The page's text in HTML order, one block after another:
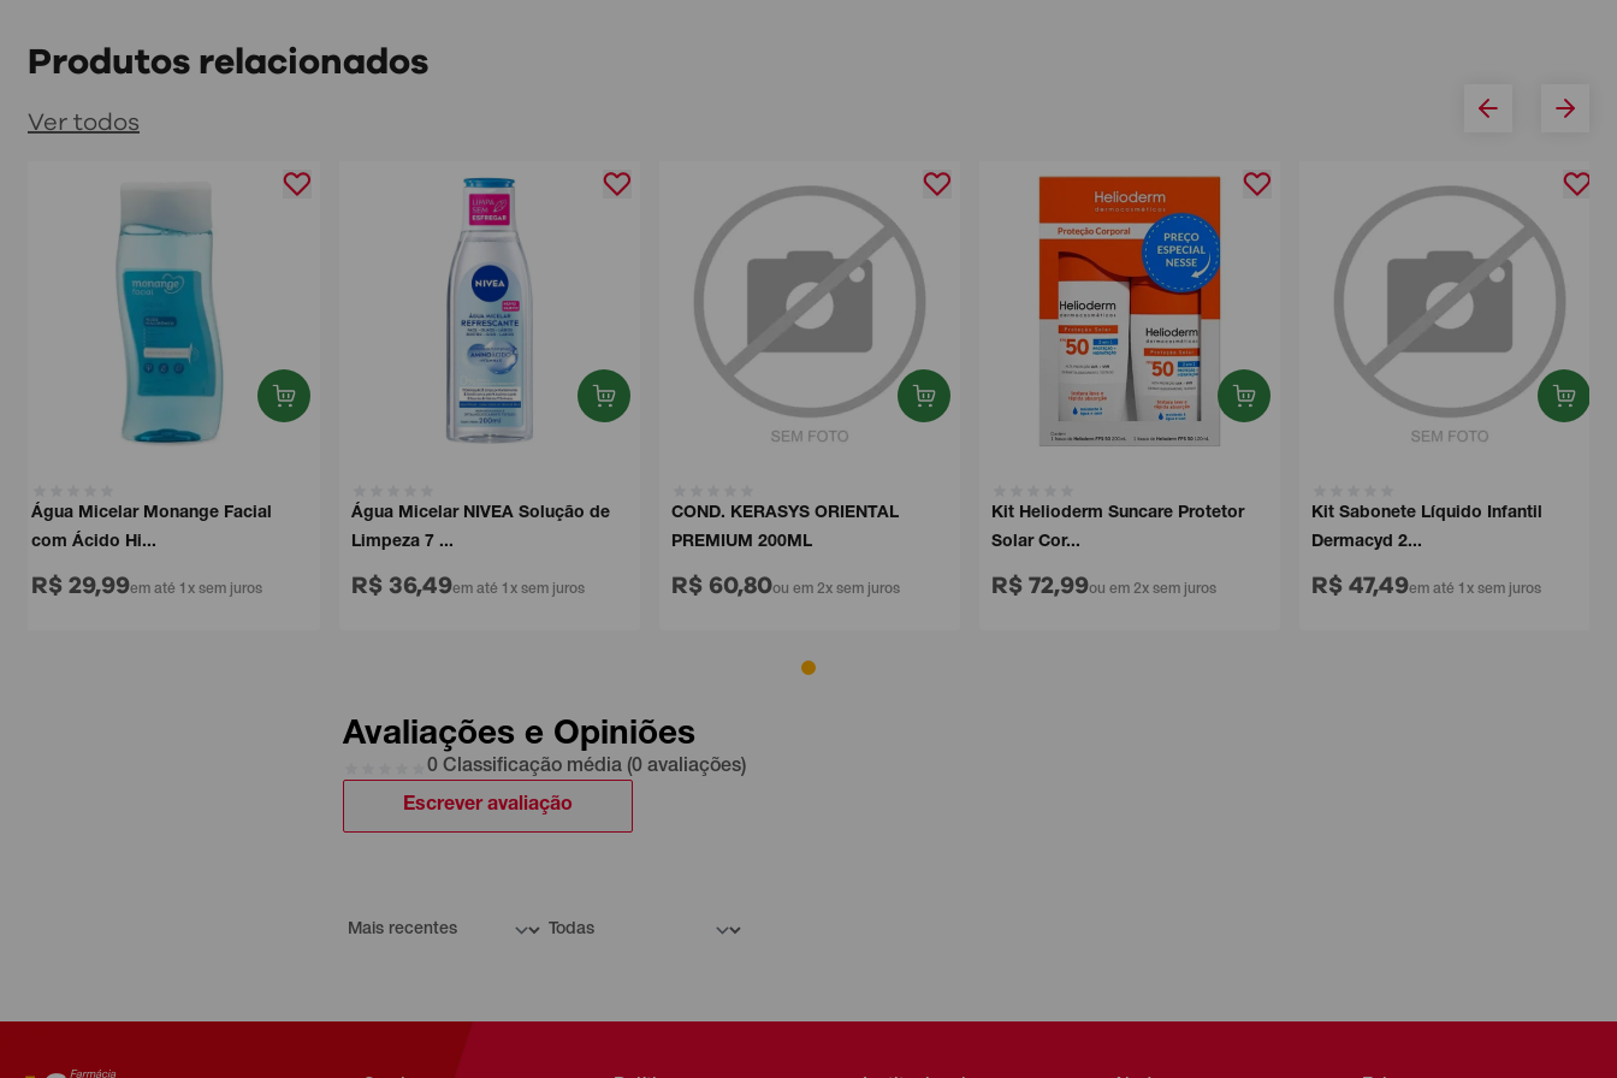
Produtos relacionados
Ver todos
Água Micelar Monange Facial
com Ácido Hi...
R$ 29,99em até 1x sem juros
Água Micelar NIVEA Solução de
Limpeza 7 ...
R$ 36,49em até 1x sem juros
COND. KERASYS ORIENTAL
PREMIUM 200ML
R$ 60,80ou em 2x sem juros
Kit Helioderm Suncare Protetor
Solar Cor...
R$ 72,99ou em 2x sem juros
Kit Sabonete Líquido Infantil
Dermacyd 2...
R$ 47,49em até 1x sem juros
Avaliações e Opiniões
0 Classificação média (0 avaliações)
Escrever avaliação